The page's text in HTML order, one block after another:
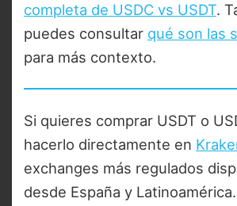
completa de USDC vs USDT.
puedes consultar qué son las
para más contexto.
Si quieres comprar USDT o
hacerlo directamente en
exchanges más regulados
desde España y Latinoamérica.